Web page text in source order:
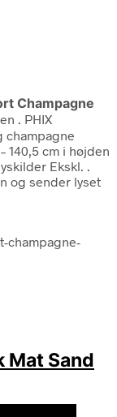
Champagne
. PHIX
champagne
140,5 cm i højden
Ekskl. .
og sender lyset
champagne-
Mat Sand